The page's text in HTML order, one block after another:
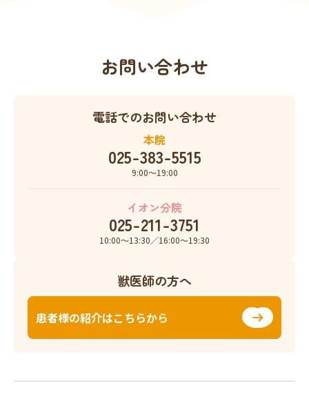
お問い合わせ
電話でのお問い合わせ
本院
025-383-5515
9:00〜19:00
イオン分院
025-211-3751
10:00〜13:30／16:00〜19:30
獣医師の方へ
患者様の紹介はこちらから